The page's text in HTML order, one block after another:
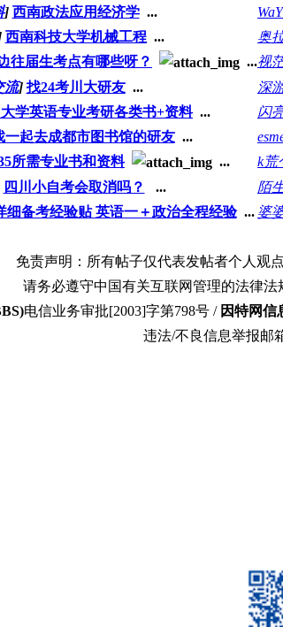
] 西南政法应用经济学 ...
西南科技大学机械工程 ... 奥
往届生考点有哪些呀？ ...视
流] 找24考川大研友 ... 深
学英语专业考研各类书+资料 ... 闪
一起去成都市图书馆的研友 ...
所需专业书和资料 ... k荒
四川小自考会取消吗？ ... 陌
细备考经验贴 英语一＋政治全程经验 ... 婆
免责声明：所有帖子仅代表发帖者个人观
请务必遵守中国有关互联网管理的法律法
电信业务审批[2003]字第798号 / 因特网信
违法/不良信息举报邮